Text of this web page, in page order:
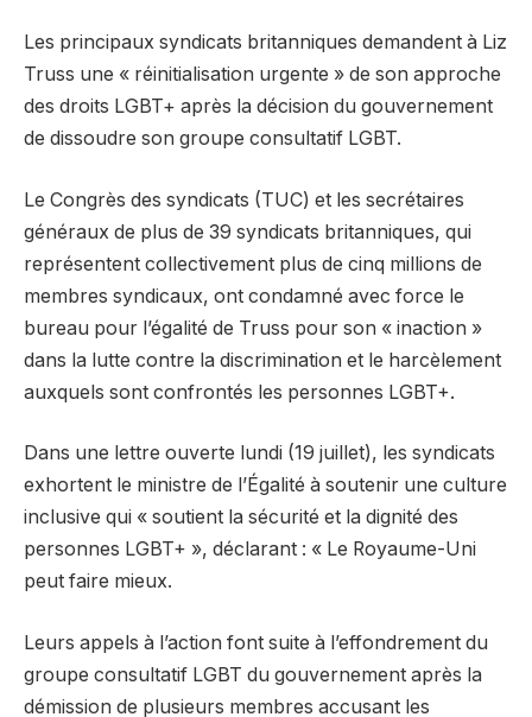
Les principaux syndicats britanniques demandent à Liz
Truss une « réinitialisation urgente » de son approche
des droits LGBT+ après la décision du gouvernement
de dissoudre son groupe consultatif LGBT.
Le Congrès des syndicats (TUC) et les secrétaires
généraux de plus de 39 syndicats britanniques, qui
représentent collectivement plus de cinq millions de
membres syndicaux, ont condamné avec force le
bureau pour l’égalité de Truss pour son « inaction »
dans la lutte contre la discrimination et le harcèlement
auxquels sont confrontés les personnes LGBT+.
Dans une lettre ouverte lundi (19 juillet), les syndicats
exhortent le ministre de l’Égalité à soutenir une culture
inclusive qui « soutient la sécurité et la dignité des
personnes LGBT+ », déclarant : « Le Royaume-Uni
peut faire mieux.
Leurs appels à l’action font suite à l’effondrement du
groupe consultatif LGBT du gouvernement après la
démission de plusieurs membres accusant les